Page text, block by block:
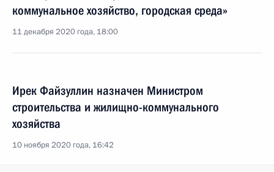
коммунальное хозяйство, городская среда»
11 декабря 2020 года, 18:00
Ирек Файзуллин назначен Министром
строительства и жилищно-коммунального
хозяйства
10 ноября 2020 года, 16:42